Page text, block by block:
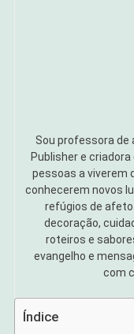
Sou professora de
Publisher e
pessoas a viverem
conhecerem novos
refúgios de afeto
decoração,
roteiros e
evangelho e
com
Índice